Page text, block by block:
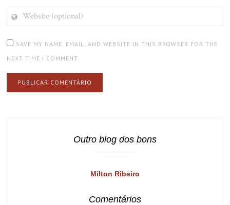
(OPTIONAL)
SAVE MY NAME, EMAIL, AND WEBSITE IN THIS BROWSER FOR THE
NEXT TIME I COMMENT.
Outro blog dos bons
Milton Ribeiro
Comentários